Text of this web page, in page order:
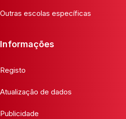
Outras escolas específicas
Informações
Registo
Atualização de dados
Publicidade